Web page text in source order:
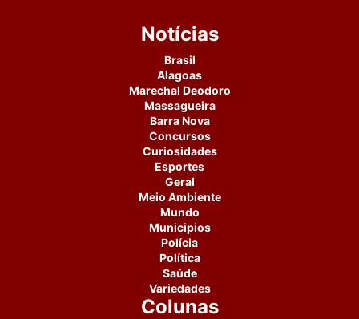
Notícias
Brasil
Alagoas
Marechal Deodoro
Massagueira
Barra Nova
Concursos
Curiosidades
Esportes
Geral
Meio Ambiente
Mundo
Municipios
Polícia
Política
Saúde
Variedades
Colunas